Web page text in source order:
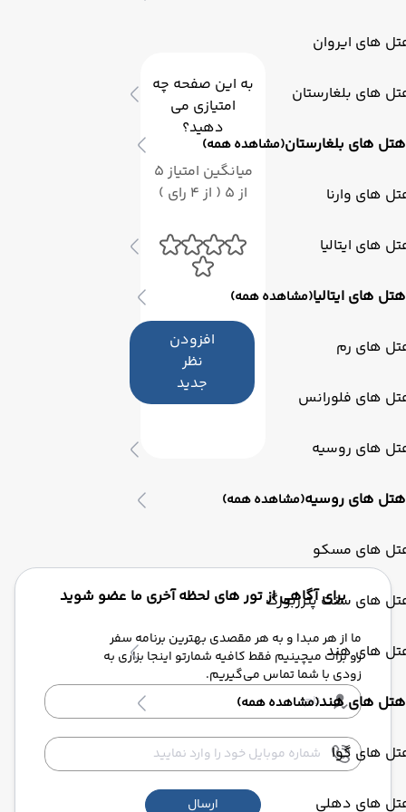
های ایروان
های بلغارستان
هتل های بلغارستان(مشاهده همه)
های وارنا
های ایتالیا
هتل های ایتالیا(مشاهده همه)
های رم
های فلورانس
های روسیه
هتل های روسیه(مشاهده همه)
های مسکو
های سنت پترزبورگ
های هند
هتل های هند(مشاهده همه)
های گوا
های دهلی
همخوانی دارد.
به این صفحه چه
امتیازی می
دهید؟
میانگین امتیاز 5
از 5 ( از 4 رای )
افزودن
نظر
جدید
برای آگاهی از تور های لحظه آخری ما عضو شوید
ما از هر مبدا و به هر مقصدی بهترین برنامه سفر
رو برات میچینیم فقط کافیه شمارتو اینجا بزاری به
زودی با شما تماس می‌گیریم.
ارسال